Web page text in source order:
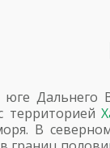
Дальнего
территорией
В